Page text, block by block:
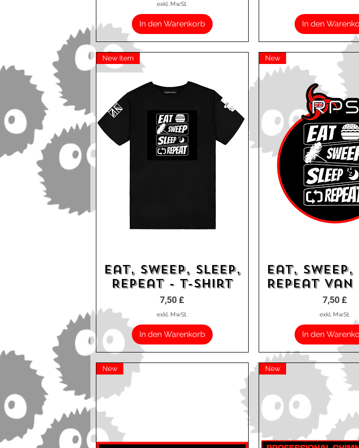
exkl. MwSt.
In den Warenkorb In den
Schnellansicht
New Item
Eat, Sweep, Sleep,
Repeat - T-Shirt
Preis
7,50 £
exkl. MwSt.
In den Warenkorb
Schnellansicht
New
Eat, Sweep,
Repeat
Preis
7,50 £
exkl. MwSt.
In den
New New